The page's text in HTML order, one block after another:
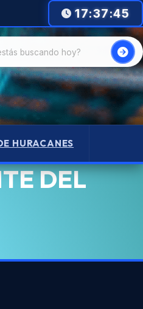
17:37:45
HURACANES
DEL